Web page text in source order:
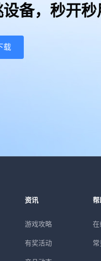
备，秒开秒
载
资讯
游戏攻略
有奖活动
帮
在